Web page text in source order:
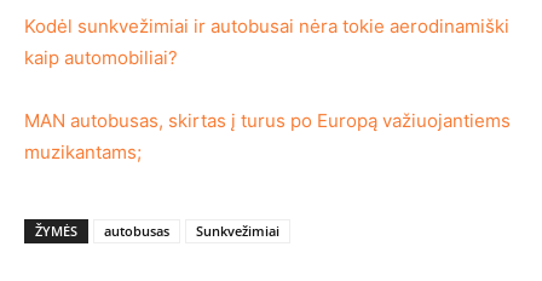
Kodėl sunkvežimiai ir autobusai nėra tokie aerodinamiški
kaip automobiliai?
MAN autobusas, skirtas į turus po Europą važiuojantiems
muzikantams;
ŽYMĖS autobusas Sunkvežimiai